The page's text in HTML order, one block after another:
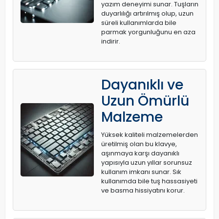
yazım deneyimi sunar. Tuşların
duyarlılığı artırılmış olup, uzun
süreli kullanımlarda bile
parmak yorgunluğunu en aza
indirir.
Dayanıklı ve
Uzun Ömürlü
Malzeme
Yüksek kaliteli malzemelerden
üretilmiş olan bu klavye,
aşınmaya karşı dayanıklı
yapısıyla uzun yıllar sorunsuz
kullanım imkanı sunar. Sık
kullanımda bile tuş hassasiyeti
ve basma hissiyatını korur.